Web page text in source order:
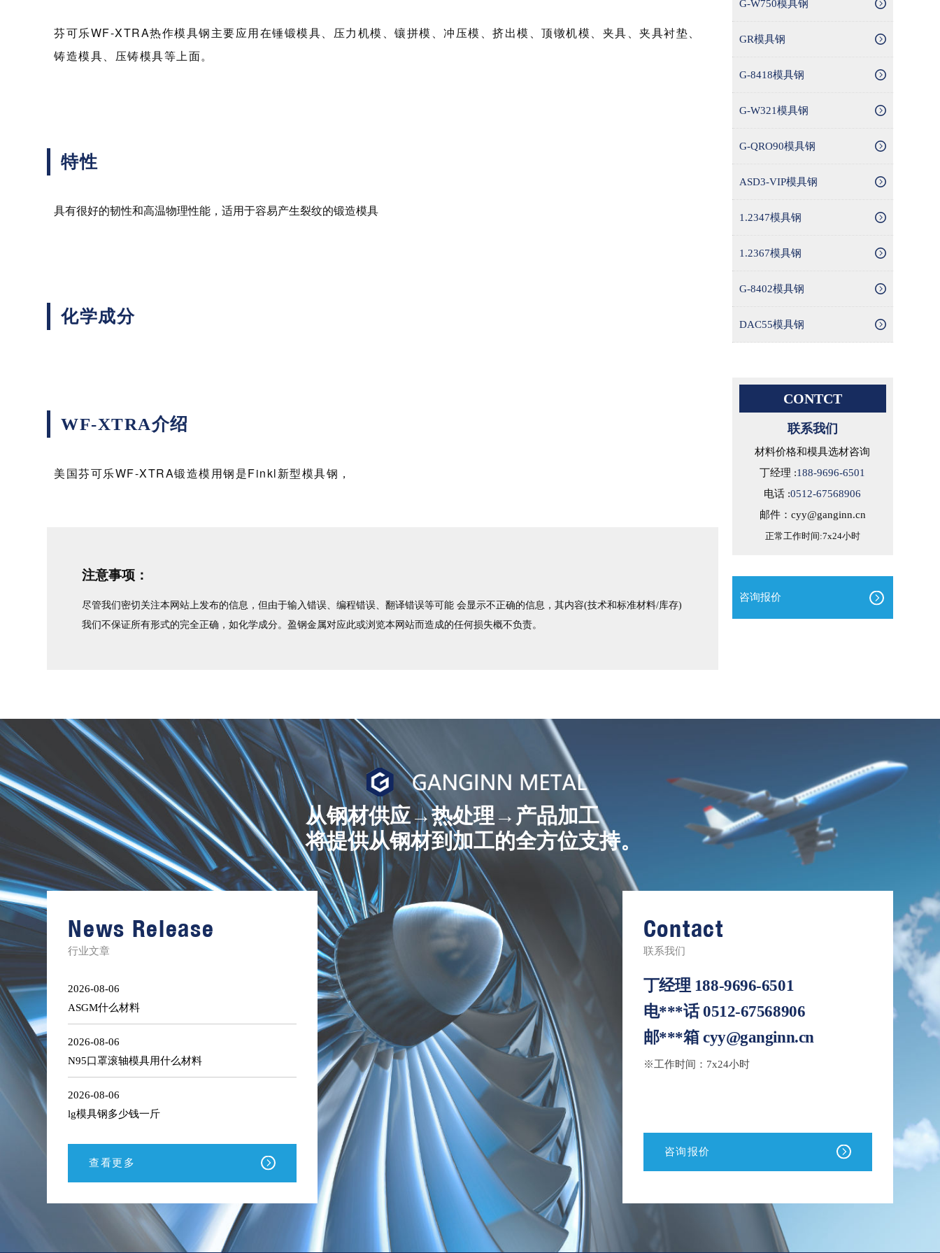
芬可乐WF-XTRA热作模具钢主要应用在锤锻模具、压力机模、镶拼模、冲压模、挤出模、顶镦机模、夹具、夹具衬垫、
铸造模具、压铸模具等上面。
特性
具有很好的韧性和高温物理性能，适用于容易产生裂纹的锻造模具
化学成分
WF-XTRA介绍
美国芬可乐WF-XTRA锻造模用钢是Finkl新型模具钢，
注意事项：
尽管我们密切关注本网站上发布的信息，但由于输入错误、编程错误、翻译错误等可能 会显示不正确的信息，其内容(技术和标准材料/库存)
我们不保证所有形式的完全正确，如化学成分。盈钢金属对应此或浏览本网站而造成的任何损失概不负责。
G-W750模具钢
GR模具钢
G-8418模具钢
G-W321模具钢
G-QRO90模具钢
ASD3-VIP模具钢
1.2347模具钢
1.2367模具钢
G-8402模具钢
DAC55模具钢
CONTCT
联系我们
材料价格和模具选材咨询
丁经理 :188-9696-6501
电话 :0512-67568906
邮件：cyy@ganginn.cn
正常工作时间:7x24小时
咨询报价
进
口
镍
从钢材供应→热处理→产品加工
将提供从钢材到加工的全方位支持。
News Release
行业文章
2026-08-06
ASGM什么材料
2026-08-06
N95口罩滚轴模具用什么材料
2026-08-06
lg模具钢多少钱一斤
查看更多
Contact
联系我们
丁经理 188-9696-6501
电***话0512-67568906
邮***箱cyy@ganginn.cn
※工作时间：7x24小时
咨询报价